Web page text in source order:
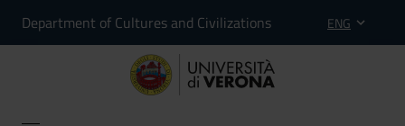
Department of Cultures and Civilizations ENG